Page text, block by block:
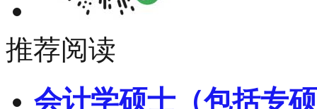
推荐阅读
会计学硕士（包括专